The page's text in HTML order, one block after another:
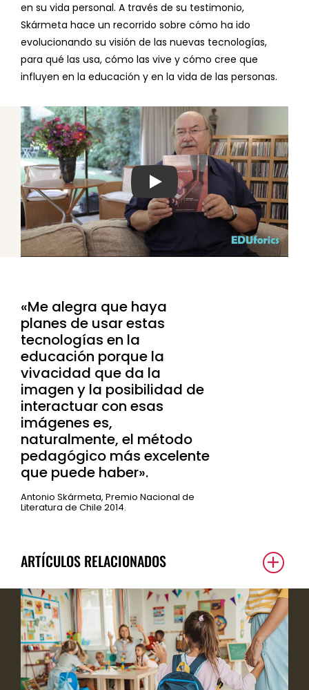
en su vida personal. A través de su testimonio,
Skármeta hace un recorrido sobre cómo ha ido
evolucionando su visión de las nuevas tecnologías,
para qué las usa, cómo las vive y cómo cree que
influyen en la educación y en la vida de las personas.
Ver video
«Me alegra que haya
planes de usar estas
tecnologías en la
educación porque la
vivacidad que da la
imagen y la posibilidad de
interactuar con esas
imágenes es,
naturalmente, el método
pedagógico más excelente
que puede haber».
Antonio Skármeta, Premio Nacional de
Literatura de Chile 2014.
ARTÍCULOS RELACIONADOS